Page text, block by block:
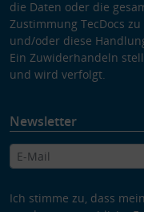
die Daten oder die
Zustimmung TecDocs
und/oder diese
Ein Zuwiderhandeln
und wird verfolgt.
Newsletter
Ich stimme zu, dass